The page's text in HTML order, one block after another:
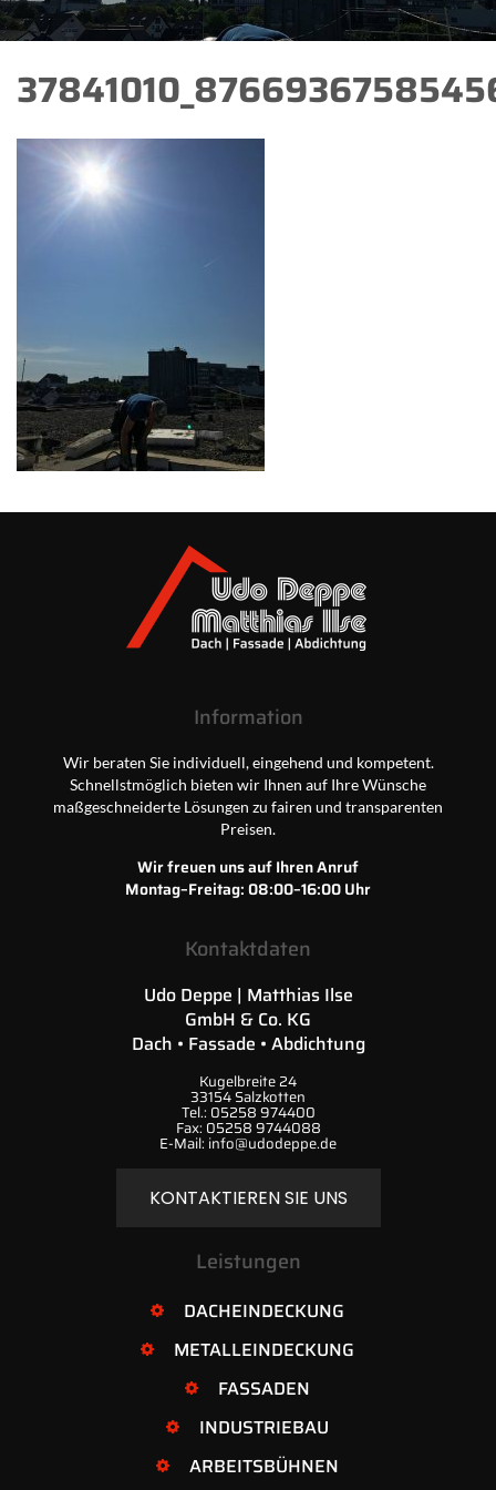
Information
Wir beraten Sie individuell, eingehend und kompetent.
Schnellstmöglich bieten wir Ihnen auf Ihre Wünsche
maßgeschneiderte Lösungen zu fairen und transparenten
Preisen.
Wir freuen uns auf Ihren Anruf
Montag–Freitag: 08:00–16:00 Uhr
Kontaktdaten
Udo Deppe | Matthias Ilse
GmbH & Co. KG
Dach • Fassade • Abdichtung
Kugelbreite 24
33154 Salzkotten
Tel.: 05258 974400
Fax: 05258 9744088
E-Mail: info@udodeppe.de
KONTAKTIEREN SIE UNS
Leistungen
DACHEINDECKUNG
METALLEINDECKUNG
FASSADEN
INDUSTRIEBAU
ARBEITSBÜHNEN